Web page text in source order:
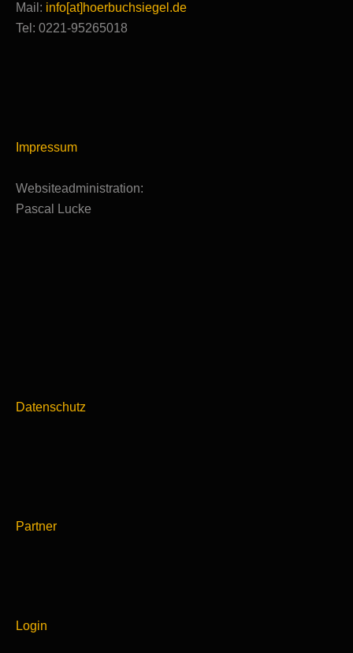
Mail: info[at]hoerbuchsiegel.de
Tel: 0221-95265018
Impressum
Websiteadministration:
Pascal Lucke
Datenschutz
Partner
Login